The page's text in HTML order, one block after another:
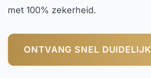
met 100% zekerheid.
ONTVANG SNEL